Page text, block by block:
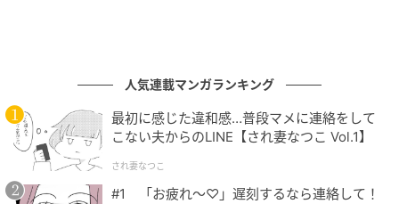
の記事をもっとみる
人気連載マンガランキング
最初に感じた違和感…普段マメに連絡をして
こない夫からのLINE【され妻なつこ Vol.1】
され妻なつこ
#1 「お疲れ〜♡」遅刻するなら連絡して！